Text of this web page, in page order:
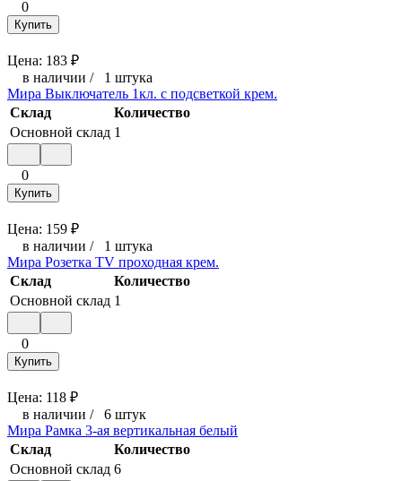
0
Купить
Цена: 183 ₽
в наличии / 1 штука
Мира Выключатель 1кл. с подсветкой крем.
Склад
Количество
Основной склад 1
0
Купить
Цена: 159 ₽
в наличии / 1 штука
Мира Розетка TV проходная крем.
Склад
Количество
Основной склад 1
0
Купить
Цена: 118 ₽
в наличии / 6 штук
Мира Рамка 3-ая вертикальная белый
Склад
Количество
Основной склад 6